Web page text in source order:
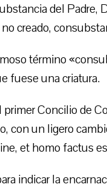
del Padre,
creado,
término
fuese una criatura.
primer Concilio de
con un ligero
et homo factus
indicar la